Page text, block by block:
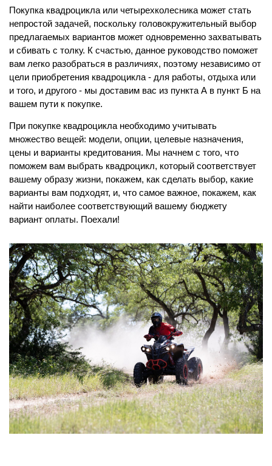
Покупка квадроцикла или четырехколесника может стать
непростой задачей, поскольку головокружительный выбор
предлагаемых вариантов может одновременно захватывать
и сбивать с толку. К счастью, данное руководство поможет
вам легко разобраться в различиях, поэтому независимо от
цели приобретения квадроцикла - для работы, отдыха или
и того, и другого - мы доставим вас из пункта А в пункт Б на
вашем пути к покупке.
При покупке квадроцикла необходимо учитывать
множество вещей: модели, опции, целевые назначения,
цены и варианты кредитования. Мы начнем с того, что
поможем вам выбрать квадроцикл, который соответствует
вашему образу жизни, покажем, как сделать выбор, какие
варианты вам подходят, и, что самое важное, покажем, как
найти наиболее соответствующий вашему бюджету
вариант оплаты. Поехали!